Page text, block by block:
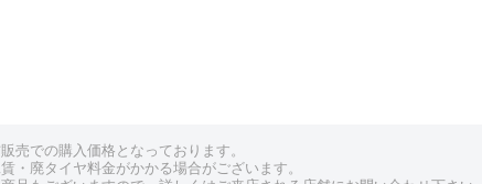
売での購入価格となっております。
・廃タイヤ料金がかかる場合がございます。